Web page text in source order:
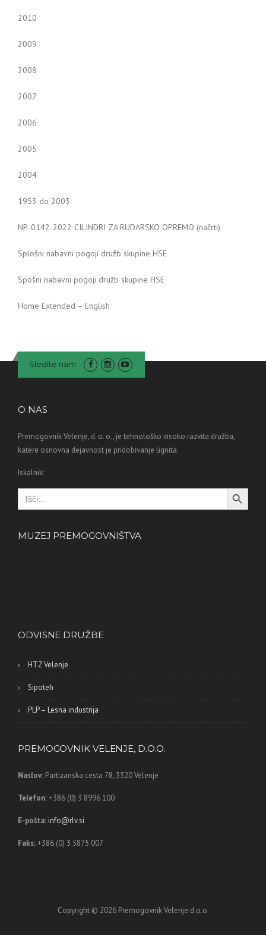
2010
2009
2008
2007
2006
2005
2004
1953 do 2003
NP-0142-2022 CILINDRI ZA RUDARSKO OPREMO (načrti)
Splošni nabavni pogoji družb skupine HSE
Spošni nabavni pogoji družb skupine HSE
Home Extended – English
Sledite nam
O NAS
Premogovnik Velenje, d. o. o., je tehnološko visoko razvita družba,
katere osnovna dejavnost je pridobivanje lignita.
Iskalnik:
Search
for:
Search Button
MUZEJ PREMOGOVNIŠTVA
ODVISNE DRUŽBE
HTZ Velenje
Sipoteh
PLP – Lesna industrija
PREMOGOVNIK VELENJE, D.O.O.
Naslov: Partizanska cesta 78, 3320 Velenje
Telefon:+386 (0) 3 8996 100
E-pošta: info@rlv.si
Faks:+386 (0) 3 5875 007
Copyright © 2026 Premogovnik Velenje d.o.o.